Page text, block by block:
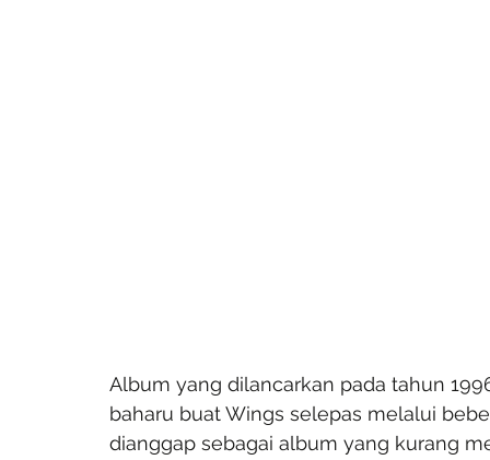
Album yang dilancarkan pada tahun
baharu buat Wings selepas melalui
dianggap sebagai album yang kurang